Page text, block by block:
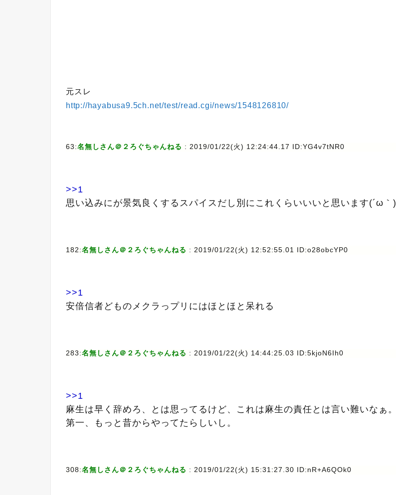
元スレ
http://hayabusa9.5ch.net/test/read.cgi/news/1548126810/
63:名無しさん＠２ろぐちゃんねる : 2019/01/22(火) 12:24:44.17 ID:YG4v7tNR0
>>1
思い込みにが景気良くするスパイスだし別にこれくらいいいと思います(´ω｀)
182:名無しさん＠２ろぐちゃんねる : 2019/01/22(火) 12:52:55.01 ID:o28obcYP0
>>1
安倍信者どものメクラっプリにはほとほと呆れる
283:名無しさん＠２ろぐちゃんねる : 2019/01/22(火) 14:44:25.03 ID:5kjoN6Ih0
>>1
麻生は早く辞めろ、とは思ってるけど、これは麻生の責任とは言い難いなぁ。
第一、もっと昔からやってたらしいし。
308:名無しさん＠２ろぐちゃんねる : 2019/01/22(火) 15:31:27.30 ID:nR+A6QOk0